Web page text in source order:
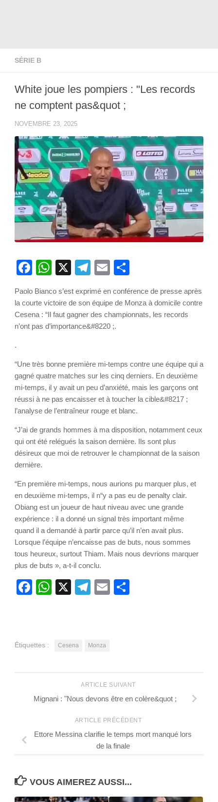
SÉRIE B
White joue les pompiers : "Les records
ne comptent pas&quot ;
NOVEMBRE 23, 2025
Facebook
WhatsApp
X Telegram
Email
Paolo Bianco s’est exprimé en conférence de presse après
la courte victoire de son équipe de Monza à domicile contre
Cesena : “Il faut gagner des championnats, les records
n’ont pas d’importance&#8220 ;.
.
“Une très bonne première mi-temps contre une équipe qui a
gagné quatre matches sur les cinq derniers. En deuxième
mi-temps, il y avait un peu d’anxiété, mais les garçons ont
réussi à ne pas encaisser et à toucher la cible&#8217 ;
l’analyse de l’entraîneur rouge et blanc.
“J’ai de grands hommes à ma disposition, notamment ceux
qui ont été relégués la saison dernière. Ils sont plus
désireux que moi de retrouver le championnat de la saison
dernière.
“En première mi-temps, nous aurions pu marquer plus, et
en deuxième mi-temps, il n“y a pas eu de penalty clair.
Obiang est un joueur de haut niveau avec une grande
expérience : il a donné un signal très important même
quand il a demandé à partir parce qu’il n’en avait plus.
Lorsque l’équipe n’encaisse pas de buts, nous sommes
tous heureux, surtout Thiam. Mais nous devrions marquer
plus de buts », a-t-il conclu.
Facebook
WhatsApp
X Telegram
Email
Étiquettes : Cesena Monza
ARTICLE SUIVANT
Mignani : "Nous devons être en colère&quot ;
ARTICLE PRÉCÉDENT
Ettore Messina clarifie le temps mort manqué lors
de la finale
VOUS AIMEREZ AUSSI...